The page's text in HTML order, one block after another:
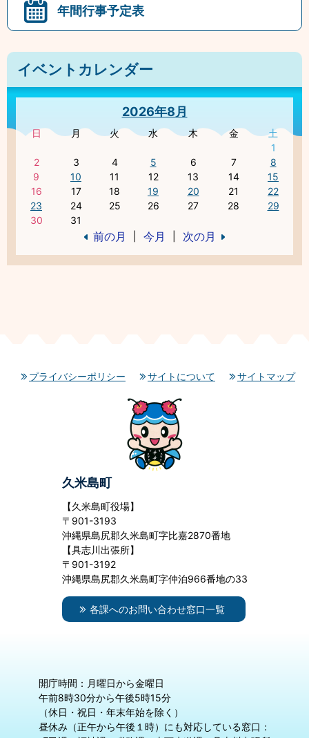
年間行事予定表
イベントカレンダー
2026年8月
日 月 火 水 木 金
土
1
2
3 4 5 6 7
8
9
10 11 12 13 14
15
16
17 18 19 20 21
22
23
24 25 26 27 28
29
30
31
前の月 今月 次の月
プライバシーポリシー サイトについて サイトマップ
久米島町
【久米島町役場】
〒901-3193
沖縄県島尻郡久米島町字比嘉2870番地
【具志川出張所】
〒901-3192
沖縄県島尻郡久米島町字仲泊966番地の33
各課へのお問い合わせ窓口一覧
開庁時間：月曜日から金曜日
午前8時30分から午後5時15分
（休日・祝日・年末年始を除く）
昼休み（正午から午後１時）にも対応している窓口：